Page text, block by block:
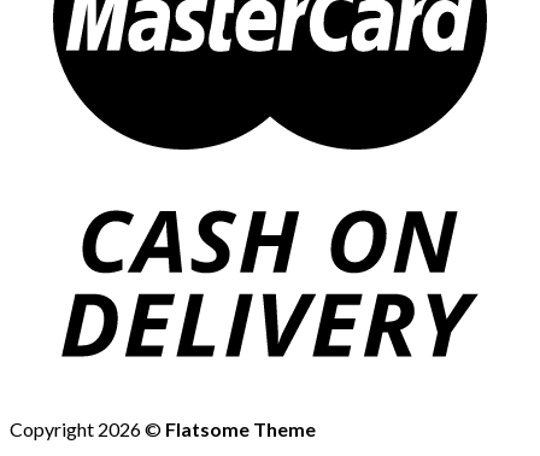
Copyright 2026 © Flatsome Theme